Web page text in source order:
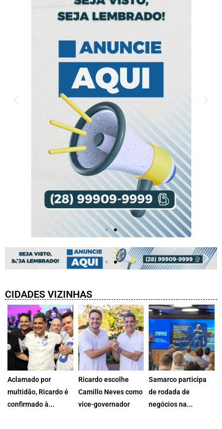
CIDADES VIZINHAS
Aclamado por
multidão, Ricardo é
confirmado à...
Ricardo escolhe
Camillo Neves como
vice-governador
Samarco participa
de rodada de
negócios na...